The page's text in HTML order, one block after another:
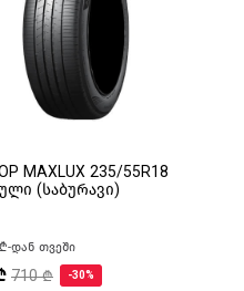
MAXLUX 235/55R18
(საბურავი)
დან თვეში
710 ₾ -30%